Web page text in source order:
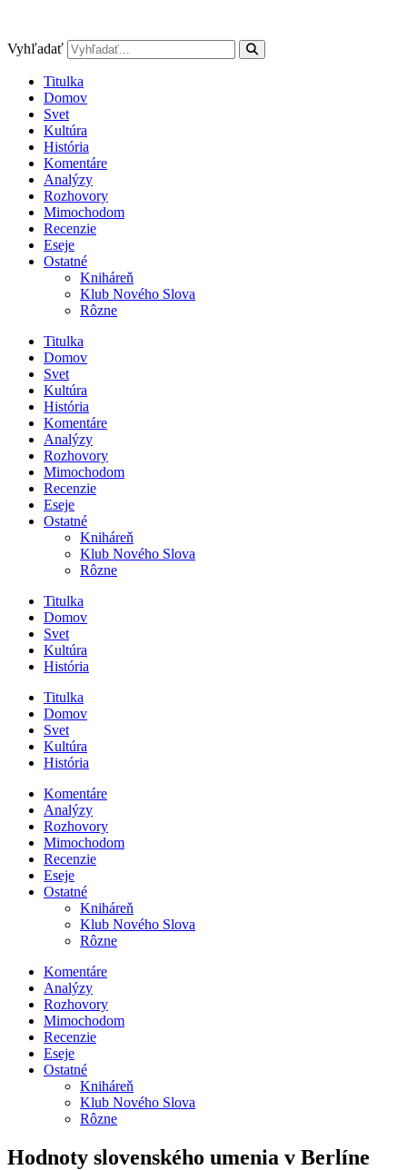
obsah
Vyhľadať
Titulka
Domov
Svet
Kultúra
História
Komentáre
Analýzy
Rozhovory
Mimochodom
Recenzie
Eseje
Ostatné
Kniháreň
Klub Nového Slova
Rôzne
Titulka
Domov
Svet
Kultúra
História
Komentáre
Analýzy
Rozhovory
Mimochodom
Recenzie
Eseje
Ostatné
Kniháreň
Klub Nového Slova
Rôzne
Titulka
Domov
Svet
Kultúra
História
Titulka
Domov
Svet
Kultúra
História
Komentáre
Analýzy
Rozhovory
Mimochodom
Recenzie
Eseje
Ostatné
Kniháreň
Klub Nového Slova
Rôzne
Komentáre
Analýzy
Rozhovory
Mimochodom
Recenzie
Eseje
Ostatné
Kniháreň
Klub Nového Slova
Rôzne
Hodnoty slovenského umenia v Berlíne